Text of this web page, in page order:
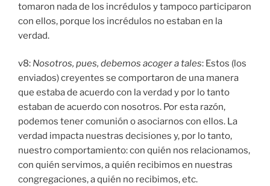
tomaron nada de los incrédulos y tampoco participaron
con ellos, porque los incrédulos no estaban en la
verdad.
v8: Nosotros, pues, debemos acoger a tales: Estos (los
enviados) creyentes se comportaron de una manera
que estaba de acuerdo con la verdad y por lo tanto
estaban de acuerdo con nosotros. Por esta razón,
podemos tener comunión o asociarnos con ellos. La
verdad impacta nuestras decisiones y, por lo tanto,
nuestro comportamiento: con quién nos relacionamos,
con quién servimos, a quién recibimos en nuestras
congregaciones, a quién no recibimos, etc.